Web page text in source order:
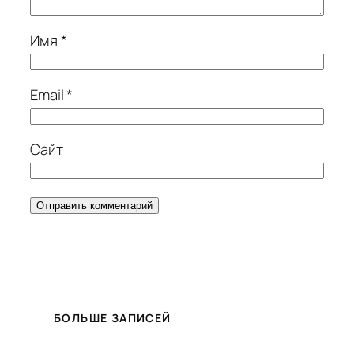
Имя*
Email*
Сайт
БОЛЬШЕ ЗАПИСЕЙ